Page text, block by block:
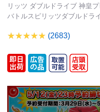
リッツ ダブルドライブ 神皇
バトルスピリッツダブルドラ
(2683)